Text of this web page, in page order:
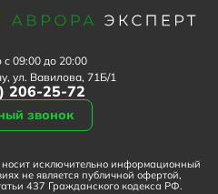
09:00 до 20:00
ул. Вавилова, 71Б/1
206-25-72
звонок
исключительно информационный
не является публичной офертой,
437 Гражданского кодекса РФ.